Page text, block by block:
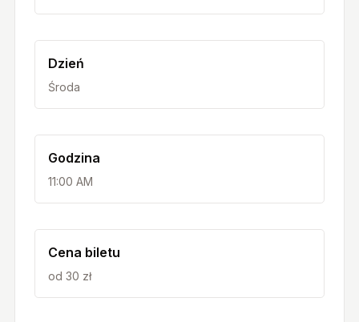
Dzień
Środa
Godzina
11:00 AM
Cena biletu
od 30 zł